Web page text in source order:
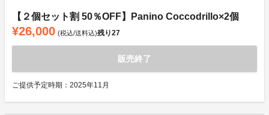
【２個セット割 50％OFF】Panino Coccodrillo×2個
¥26,000 (税込/送料込)残り27
販売終了
ご提供予定時期：2025年11月